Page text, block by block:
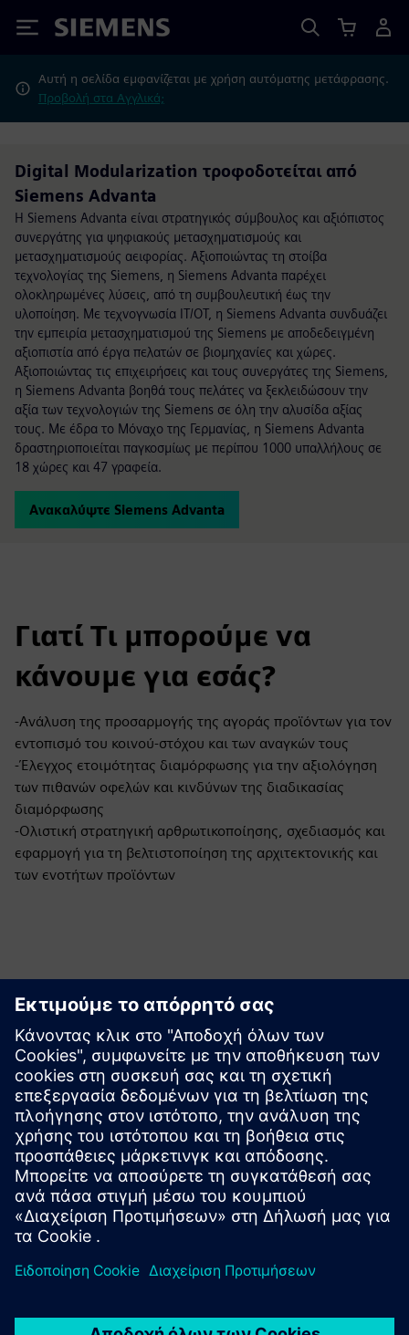
Siemens
Αυτή η σελίδα εμφανίζεται με χρήση αυτόματης μετάφρασης.
Προβολή στα Αγγλικά;
Digital Modularization τροφοδοτείται από
Siemens Advanta
Η Siemens Advanta είναι στρατηγικός σύμβουλος και αξιόπιστος
συνεργάτης για ψηφιακούς μετασχηματισμούς και
μετασχηματισμούς αειφορίας. Αξιοποιώντας τη στοίβα
τεχνολογίας της Siemens, η Siemens Advanta παρέχει
ολοκληρωμένες λύσεις, από τη συμβουλευτική έως την
υλοποίηση. Με τεχνογνωσία IT/OT, η Siemens Advanta συνδυάζει
την εμπειρία μετασχηματισμού της Siemens με αποδεδειγμένη
αξιοπιστία από έργα πελατών σε βιομηχανίες και χώρες.
Αξιοποιώντας τις επιχειρήσεις και τους συνεργάτες της Siemens,
η Siemens Advanta βοηθά τους πελάτες να ξεκλειδώσουν την
αξία των τεχνολογιών της Siemens σε όλη την αλυσίδα αξίας
τους. Με έδρα το Μόναχο της Γερμανίας, η Siemens Advanta
δραστηριοποιείται παγκοσμίως με περίπου 1000 υπαλλήλους σε
18 χώρες και 47 γραφεία.
Ανακαλύψτε Siemens Advanta
Γιατί Τι μπορούμε να
κάνουμε για εσάς?
-Ανάλυση της προσαρμογής της αγοράς προϊόντων για τον
εντοπισμό του κοινού-στόχου και των αναγκών τους
-Έλεγχος ετοιμότητας διαμόρφωσης για την αξιολόγηση
των πιθανών οφελών και κινδύνων της διαδικασίας
διαμόρφωσης
-Ολιστική στρατηγική αρθρωτικοποίησης, σχεδιασμός και
εφαρμογή για τη βελτιστοποίηση της αρχιτεκτονικής και
των ενοτήτων προϊόντων
Οφέλη
Γρηγορότερος χρόνος διάθεσης στην αγορά
Μεγαλύτερη ευελιξία στο χαρτοφυλάκιο προϊόντων
Βελτιστοποιήστε τις δομές κόστους
Αυξήστε την ικανοποίηση των πελατών με καλύτερη
προσαρμογή στην αγορά προϊόντων
Βελτιώστε την ποιότητα και την αξιοπιστία των
προϊόντων